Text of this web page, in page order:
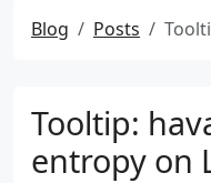
Blog Posts Tooltip:
Tooltip:
entropy on